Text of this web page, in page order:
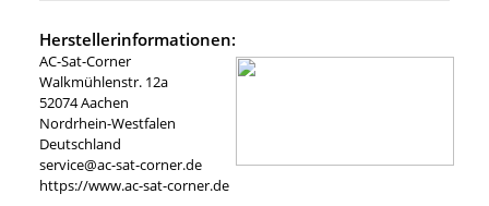
Herstellerinformationen:
AC-Sat-Corner
Walkmühlenstr. 12a
52074 Aachen
Nordrhein-Westfalen
Deutschland
service@ac-sat-corner.de
https://www.ac-sat-corner.de